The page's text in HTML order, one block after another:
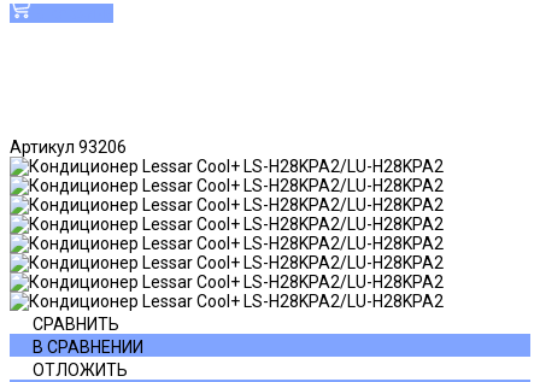
Артикул 93206
СРАВНИТЬ
В СРАВНЕНИИ
ОТЛОЖИТЬ